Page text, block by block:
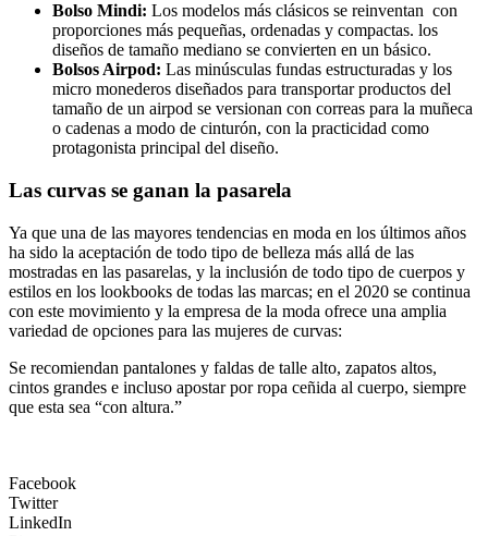
Bolso Mindi: Los modelos más clásicos se reinventan con
proporciones más pequeñas, ordenadas y compactas. los
diseños de tamaño mediano se convierten en un básico.
Bolsos Airpod: Las minúsculas fundas estructuradas y los
micro monederos diseñados para transportar productos del
tamaño de un airpod se versionan con correas para la muñeca
o cadenas a modo de cinturón, con la practicidad como
protagonista principal del diseño.
Las curvas se ganan la pasarela
Ya que una de las mayores tendencias en moda en los últimos años
ha sido la aceptación de todo tipo de belleza más allá de las
mostradas en las pasarelas, y la inclusión de todo tipo de cuerpos y
estilos en los lookbooks de todas las marcas; en el 2020 se continua
con este movimiento y la empresa de la moda ofrece una amplia
variedad de opciones para las mujeres de curvas:
Se recomiendan pantalones y faldas de talle alto, zapatos altos,
cintos grandes e incluso apostar por ropa ceñida al cuerpo, siempre
que esta sea “con altura.”
Facebook
Twitter
LinkedIn